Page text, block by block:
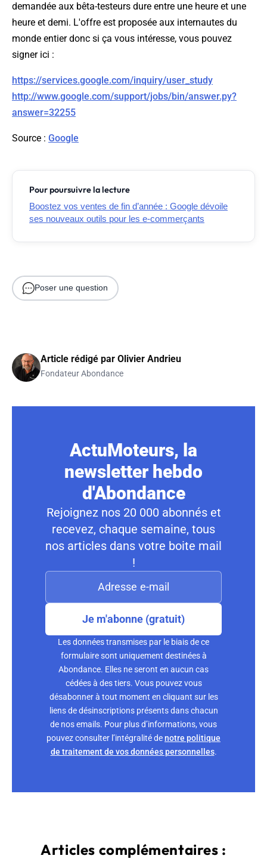
demandée aux bêta-testeurs dure entre une heure et une
heure et demi. L'offre est proposée aux internautes du
monde entier donc si ça vous intéresse, vous pouvez
signer ici :
https://services.google.com/inquiry/user_study
http://www.google.com/support/jobs/bin/answer.py?
answer=32255
Source : Google
Pour poursuivre la lecture
Boostez vos ventes de fin d’année : Google dévoile
ses nouveaux outils pour les e-commerçants
Poser une question
Article rédigé par Olivier Andrieu
Fondateur Abondance
ActuMoteurs, la
newsletter hebdo
d'Abondance
Rejoignez nos 20 000 abonnés et
recevez, chaque semaine, tous
nos articles dans votre boite mail
!
Je m'abonne (gratuit)
Les données transmises par le biais de ce
formulaire sont uniquement destinées à
Abondance. Elles ne seront en aucun cas
cédées à des tiers. Vous pouvez vous
désabonner à tout moment en cliquant sur les
liens de désinscriptions présents dans chacun
de nos emails. Pour plus d’informations, vous
pouvez consulter l’intégralité denotre politique
de traitement de vos données personnelles.
Articles complémentaires :